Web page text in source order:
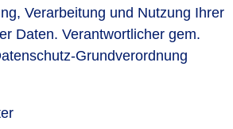
Verarbeitung und Nutzung Ihrer
Daten. Verantwortlicher gem.
Grundverordnung